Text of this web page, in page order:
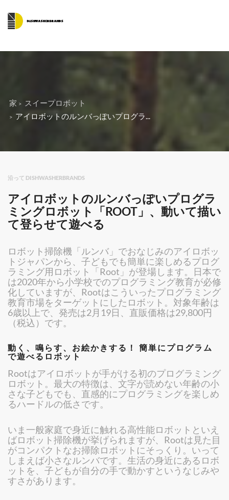
家
スイープロボット
アイロボットのルンバっぽいプログラ...
沿って DISHWASHERBRANDS
アイロボットのルンバっぽいプログラ
ミングロボット「ROOT」、動いて描い
て登らせて遊べる
ロボット掃除機「ルンバ」でおなじみのアイロボッ
トジャパンから、子どもでも簡単に楽しめるプログ
ラミング用ロボット「Root」が登場します。日本で
は2020年から小学校でのプログラミング教育が必修
化していますが、Rootはこういったプログラミング
教育市場をターゲットにしたロボット。対象年齢は
6歳以上で、発売は2月19日、直販価格は29,800円
（税込）です。
動く、鳴らす、お絵かきする！ 簡単にプログラム
で遊べるロボット
Rootはアイロボットが手がける初のプログラミング
ロボット。最大の特徴は、文字が読めない年齢の小
さな子どもでも、直感的にプログラミングを楽しめ
るハードルの低さです。
いま一般家庭で身近に触れる高性能ロボットといえ
ばロボット掃除機が挙げられますが、Rootは見た目
がコンパクトなお掃除ロボットにそっくり。いって
しまえば小さなルンバです。生活の身近にあるロボ
ットを、子どもが自分の手で動かすというなじみや
すさがあります。